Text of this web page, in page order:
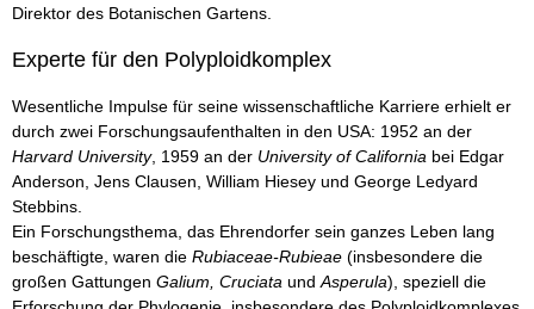
Direktor des Botanischen Gartens.
Experte für den Polyploidkomplex
Wesentliche Impulse für seine wissenschaftliche Karriere erhielt er
durch zwei Forschungsaufenthalten in den USA: 1952 an der
Harvard University, 1959 an der University of California bei Edgar
Anderson, Jens Clausen, William Hiesey und George Ledyard
Stebbins.
Ein Forschungsthema, das Ehrendorfer sein ganzes Leben lang
beschäftigte, waren die Rubiaceae-Rubieae (insbesondere die
großen Gattungen Galium, Cruciata undAsperula), speziell die